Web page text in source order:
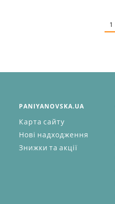
1
PANIYANOVSKA.UA
Карта сайту
Нові надходження
Знижки та акції